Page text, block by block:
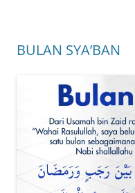
BULAN SYA’BAN